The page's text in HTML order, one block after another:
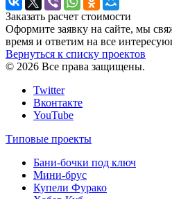
Заказать расчет стоимости
Оформите заявку на сайте, мы
время и ответим на все
Вернуться к списку проектов
© 2026 Все права защищены.
Twitter
Вконтакте
YouTube
Типовые проекты
Бани-бочки под ключ
Мини-брус
Купели Фурако